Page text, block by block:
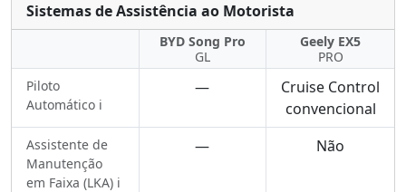
Sistemas de Assistência ao Motorista
BYD Song Pro
GL
Geely EX5
PRO
Piloto
Automático ℹ️
—
Cruise Control
convencional
Assistente de
Manutenção
em Faixa (LKA) ℹ️
— Não